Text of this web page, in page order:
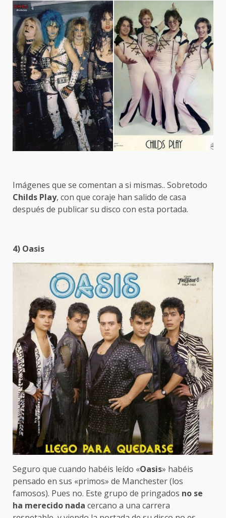
Imágenes que se comentan a si mismas.. Sobretodo
Childs Play, con que coraje han salido de casa
después de publicar su disco con esta portada.
4) Oasis
Seguro que cuando habéis leído «Oasis» habéis
pensado en sus «primos» de Manchester (los
famosos). Pues no. Este grupo de pringados no se
ha merecido nada cercano a una carrera